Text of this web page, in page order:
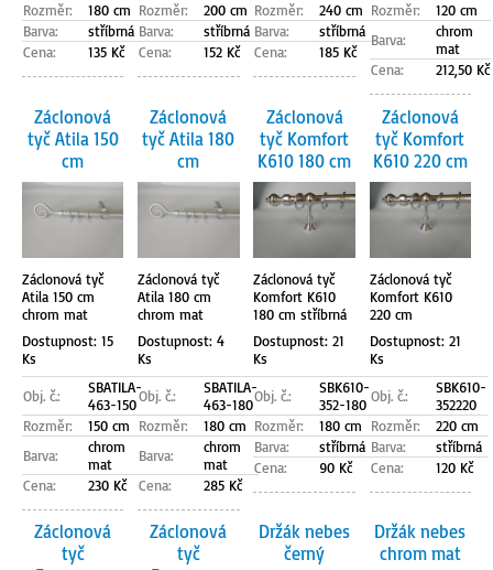
Rozměr:
180 cm
Barva:
stříbrná
Cena:
135 Kč
Rozměr:
200 cm
Barva:
stříbrná
Cena:
152 Kč
Rozměr:
240 cm
Barva:
stříbrná
Cena:
185 Kč
Rozměr:
120 cm
Barva:
chrom
mat
Cena:
212,50 Kč
Záclonová
tyč Atila 150
cm
Záclonová tyč
Atila 150 cm
chrom mat
Dostupnost: 15
Ks
Obj. č.:
SBATILA-
463-150
Rozměr:
150 cm
Barva:
chrom
mat
Cena:
230 Kč
Záclonová
tyč Atila 180
cm
Záclonová tyč
Atila 180 cm
chrom mat
Dostupnost: 4
Ks
Obj. č.:
SBATILA-
463-180
Rozměr:
180 cm
Barva:
chrom
mat
Cena:
285 Kč
Záclonová
tyč Komfort
K610 180 cm
Záclonová tyč
Komfort K610
180 cm stříbrná
Dostupnost: 21
Ks
Obj. č.:
SBK610-
352-180
Rozměr:
180 cm
Barva:
stříbrná
Cena:
90 Kč
Záclonová
tyč Komfort
K610 220 cm
Záclonová tyč
Komfort K610
220 cm
Dostupnost: 21
Ks
Obj. č.:
SBK610-
352220
Rozměr:
220 cm
Barva:
stříbrná
Cena:
120 Kč
Záclonová
tyč
Záclonová
tyč
Držák nebes
černý
Držák nebes
chrom mat